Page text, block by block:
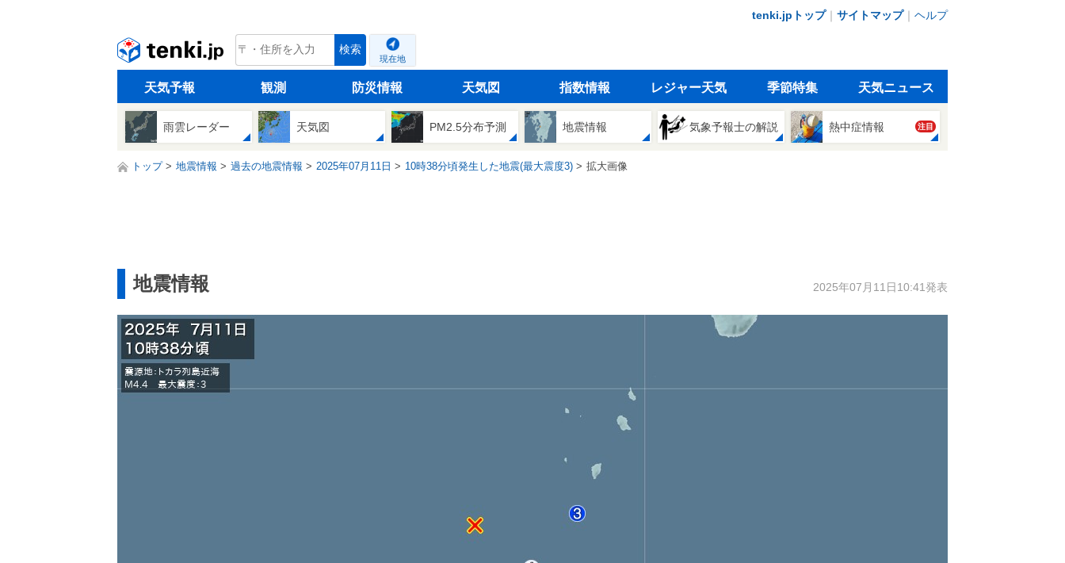
tenki.jpトップ｜ サイトマップ｜ ヘルプ
tenki.jp 検索
現在地
天気予報 観測 防災情報 天気図 指数情報 レジャー天気 季節特集 天気ニュース
雨雲レーダー 天気図 PM2.5分布予測 地震情報 気象予報士の解説 熱中症情報 注目
トップ 地震情報 過去の地震情報 2025年07月11日 10時38分頃発生した地震(最大震度3) 拡大画像
地震情報 2025年07月11日10:41発表